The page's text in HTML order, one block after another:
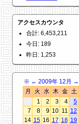
アクセスカウンタ
合計: 6,453,211
今日: 189
昨日: 1,253
※ ← 2009年 12月 →
月
火 水 木 金 土
1
2 3 4 5
7
8 9 10 11 12
14 15 16 17 18 19